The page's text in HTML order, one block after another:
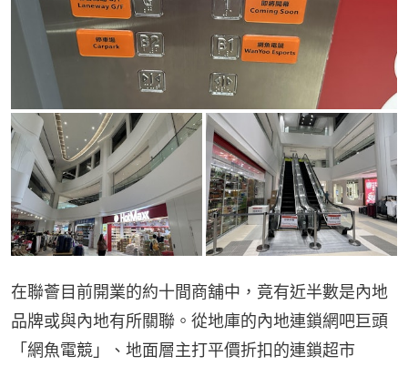
在聯薈目前開業的約十間商舖中，竟有近半數是內地
品牌或與內地有所關聯。從地庫的內地連鎖網吧巨頭
「網魚電競」、地面層主打平價折扣的連鎖超市